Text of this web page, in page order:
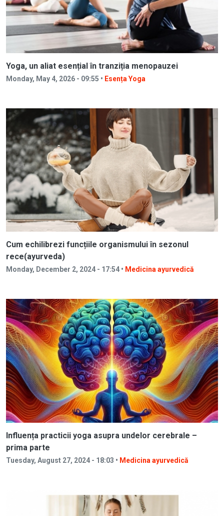
Yoga, un aliat esențial în tranziția menopauzei
Monday, May 4, 2026 - 09:55 • Esența Yoga
Cum echilibrezi funcțiile organismului în sezonul
rece(ayurveda)
Monday, December 2, 2024 - 17:54 • Medicina ayurvedică
Influența practicii yoga asupra undelor cerebrale –
prima parte
Tuesday, August 27, 2024 - 18:03 • Medicina ayurvedică